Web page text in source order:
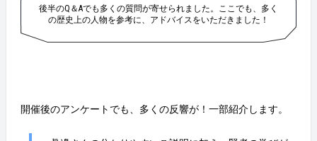
後半のQ＆Aでも多くの質問が寄せられました。ここでも、多く
の歴史上の人物を参考に、アドバイスをいただきました！
開催後のアンケートでも、多くの反響が！一部紹介します。